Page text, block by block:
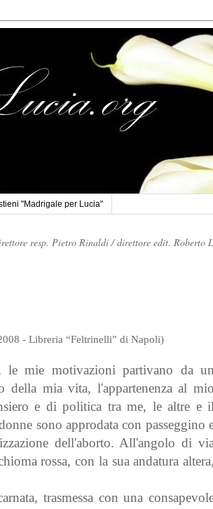
"Madrigale per Lucia"
resp. Pietro Rinaldi /direttore edit. Roberto
- Libreria “Feltrinelli” di Napoli)
mie motivazioni partivano da un
mia vita, l'appartenenza al mio
e di politica tra me, le altre e il
sono approdata con passeggino
dell'aborto. All'angolo di via
rossa, con la sua andatura altera,
trasmessa con una